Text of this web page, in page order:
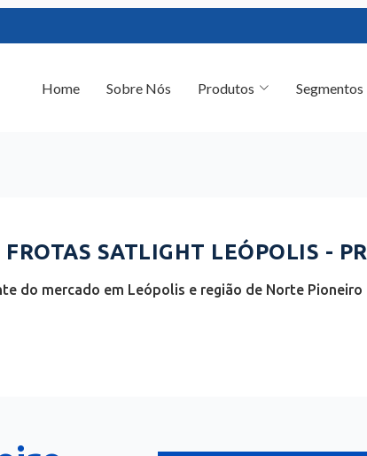
SATLIGHT LEÓPOLIS - PR
do mercado em Leópolis e região de Norte Pioneiro